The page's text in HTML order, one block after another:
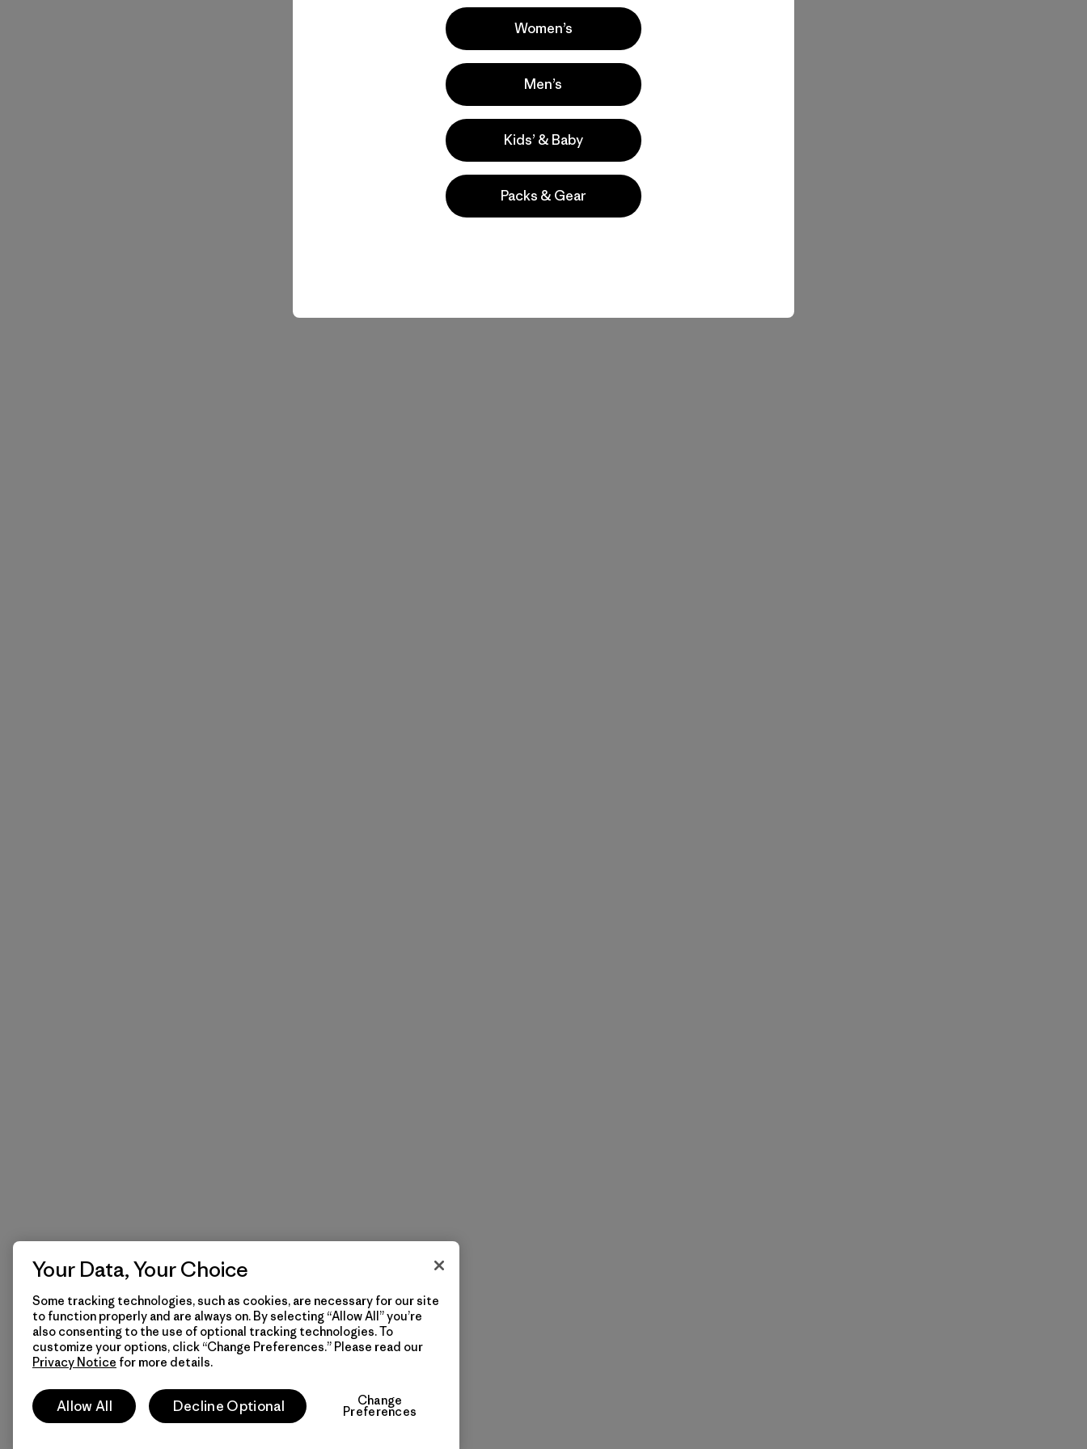
New
Women’s
Men’s
Kids’ & Baby
Packs & Gear
Your Data, Your Choice
Some tracking technologies, such as cookies, are necessary for our site
to function properly and are always on. By selecting “Allow All” you’re
also consenting to the use of optional tracking technologies. To
customize your options, click “Change Preferences.” Please read our
Privacy Notice for more details.
Allow All Decline Optional Change
Preferences